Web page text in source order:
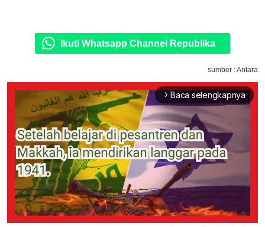
Ikuti Whatsapp Channel Republika
sumber : Antara
arrow_forward_ios Baca selengkapnya